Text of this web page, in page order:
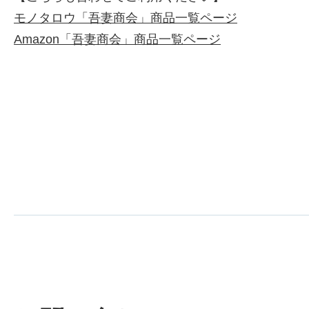
モノタロウ「吾妻商会」商品一覧ページ
Amazon「吾妻商会」商品一覧ページ